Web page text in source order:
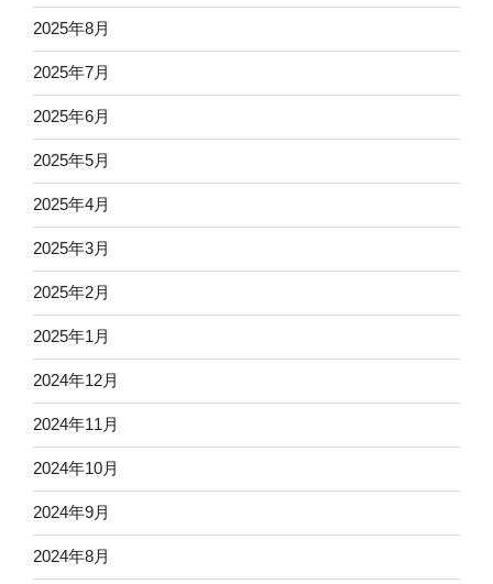
2025年8月
2025年7月
2025年6月
2025年5月
2025年4月
2025年3月
2025年2月
2025年1月
2024年12月
2024年11月
2024年10月
2024年9月
2024年8月